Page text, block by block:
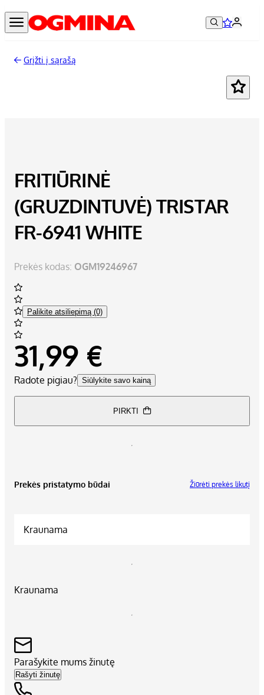
Grįžti į sąrašą
FRITIŪRINĖ
(GRUZDINTUVĖ) TRISTAR
FR-6941 WHITE
Prekės kodas: OGM19246967
Palikite atsiliepimą (0)
31,99 €
Radote pigiau? Siūlykite savo kainą
PIRKTI
Prekės pristatymo būdai Žiūrėti prekės likutį
Kraunama
Kraunama
Parašykite mums žinutę
Rašyti žinutę